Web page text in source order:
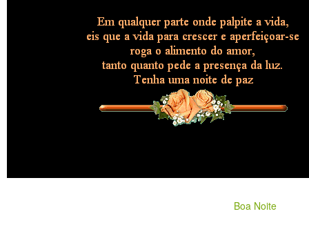
Boa Noite